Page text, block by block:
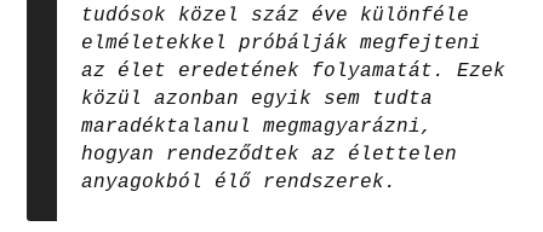
tudósok közel száz éve különféle
elméletekkel próbálják megfejteni
az élet eredetének folyamatát. Ezek
közül azonban egyik sem tudta
maradéktalanul megmagyarázni,
hogyan rendeződtek az élettelen
anyagokból élő rendszerek.